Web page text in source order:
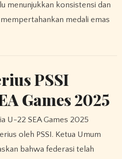
menunjukkan konsistensi dan
medali emas
PSSI
Games 2025
U-22 SEA Games 2025
oleh PSSI. Ketua Umum
bahwa federasi telah